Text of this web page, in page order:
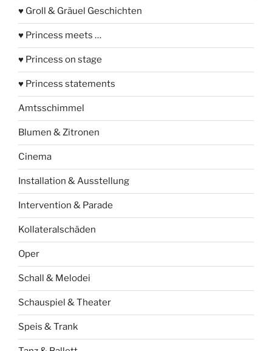
♥ Groll & Gräuel Geschichten
♥ Princess meets …
♥ Princess on stage
♥ Princess statements
Amtsschimmel
Blumen & Zitronen
Cinema
Installation & Ausstellung
Intervention & Parade
Kollateralschäden
Oper
Schall & Melodei
Schauspiel & Theater
Speis & Trank